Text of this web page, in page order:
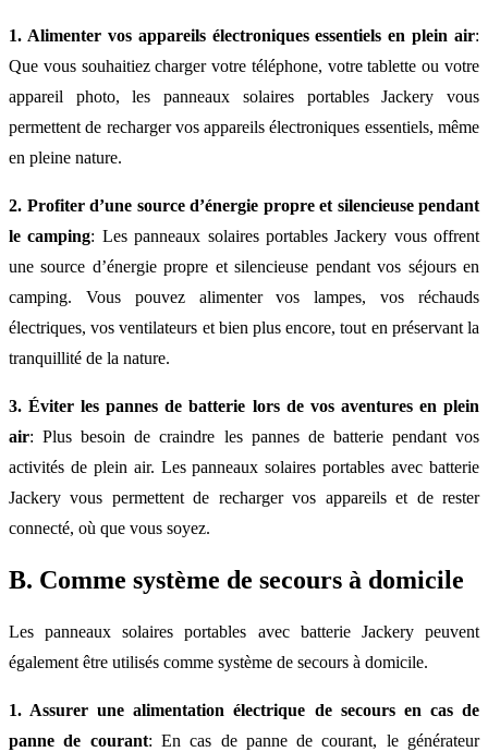
1. Alimenter vos appareils électroniques essentiels en plein air:
Que vous souhaitiez charger votre téléphone, votre tablette ou votre
appareil photo, les panneaux solaires portables Jackery vous
permettent de recharger vos appareils électroniques essentiels, même
en pleine nature.
2. Profiter d’une source d’énergie propre et silencieuse pendant
le camping: Les panneaux solaires portables Jackery vous offrent
une source d’énergie propre et silencieuse pendant vos séjours en
camping. Vous pouvez alimenter vos lampes, vos réchauds
électriques, vos ventilateurs et bien plus encore, tout en préservant la
tranquillité de la nature.
3. Éviter les pannes de batterie lors de vos aventures en plein
air: Plus besoin de craindre les pannes de batterie pendant vos
activités de plein air. Les panneaux solaires portables avec batterie
Jackery vous permettent de recharger vos appareils et de rester
connecté, où que vous soyez.
B. Comme système de secours à domicile
Les panneaux solaires portables avec batterie Jackery peuvent
également être utilisés comme système de secours à domicile.
1. Assurer une alimentation électrique de secours en cas de
panne de courant: En cas de panne de courant, le générateur